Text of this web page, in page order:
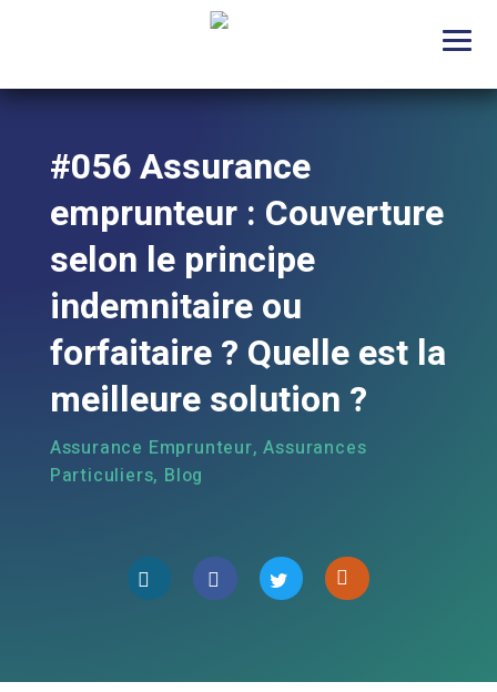
#056 Assurance
emprunteur : Couverture
selon le principe
indemnitaire ou
forfaitaire ? Quelle est la
meilleure solution ?
Assurance Emprunteur,Assurances
Particuliers, Blog